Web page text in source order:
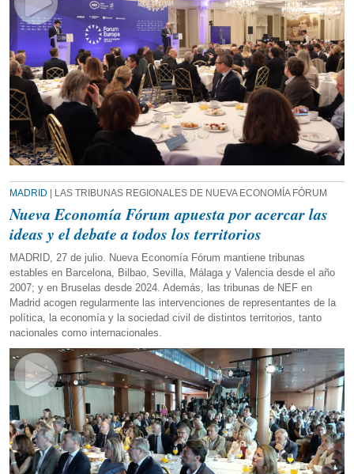
MADRID | LAS TRIBUNAS REGIONALES DE NUEVA ECONOMÍA FÓRUM
Nueva Economía Fórum apuesta por acercar las
ideas y el debate a todos los territorios
MADRID, 27 de julio. Nueva Economía Fórum mantiene tribunas
estables en Barcelona, Bilbao, Sevilla, Málaga y Valencia desde el año
2007; y en Bruselas desde 2024. Además, las tribunas de NEF en
Madrid acogen regularmente las intervenciones de representantes de la
política, la economía y la sociedad civil de distintos territorios, tanto
nacionales como internacionales.